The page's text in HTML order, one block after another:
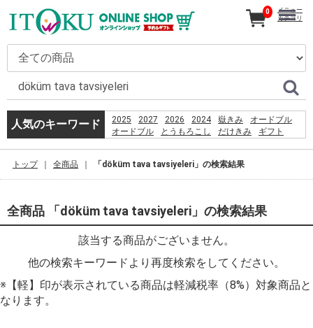
人気のキーワード 2025 2027 2026 2024 嶽きみ
オードブル
オードブル
とうもろこし だけきみ
ギフト
PSO2 %E8%8F%85%E6%B2%BC%E8%A3%95
0
メニュー
カテゴリ
トップ 全商品 「döküm tava tavsiyeleri」の検索結果
全商品 「döküm tava tavsiyeleri」の検索結果
該当する商品がございません。
他の検索キーワードより再度検索をしてください。
※【軽】印が表示されている商品は軽減税率（8%）対象商品と
なります。